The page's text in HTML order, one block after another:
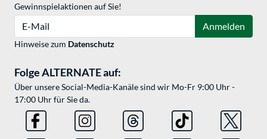
Gewinnspielaktionen auf Sie!
Anmelden
Hinweise zum Datenschutz
Folge ALTERNATE auf:
Über unsere Social-Media-Kanäle sind wir Mo-Fr 9:00 Uhr -
17:00 Uhr für Sie da.